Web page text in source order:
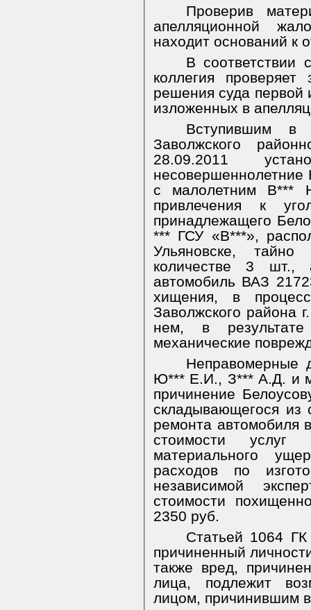
Проверив
апелляционной
находит оснований к
В
коллегия проверяет
решения суда первой
изложенных в
Вступившим в
Заволжского
28.09.2011
с малолетним В***
привлечения к
принадлежащего
*** ГСУ «В***»,
Ульяновске,
количестве 3 шт.,
автомобиль ВАЗ
хищения, в
Заволжского района
нем, в
механические
Неправомерные
Ю*** Е.И., З*** А.Д. и
причинение
складывающегося из
ремонта автомобиля
стоимости услуг
материального
расходов по
независимой
стоимости
2350 руб.
Статьей 1064
причиненный
также вред,
лица, подлежит
лицом, причинившим